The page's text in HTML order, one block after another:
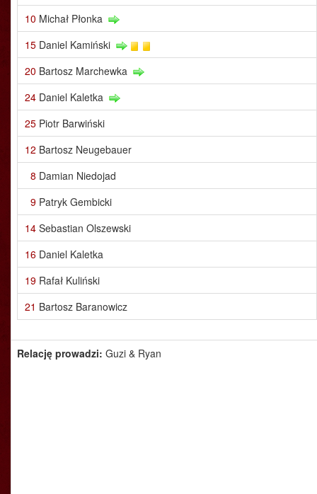
10 Michał Płonka
15 Daniel Kamiński
20 Bartosz Marchewka
24 Daniel Kaletka
25 Piotr Barwiński
12 Bartosz Neugebauer
8 Damian Niedojad
9 Patryk Gembicki
14 Sebastian Olszewski
16 Daniel Kaletka
19 Rafał Kuliński
21 Bartosz Baranowicz
Relację prowadzi: Guzi & Ryan